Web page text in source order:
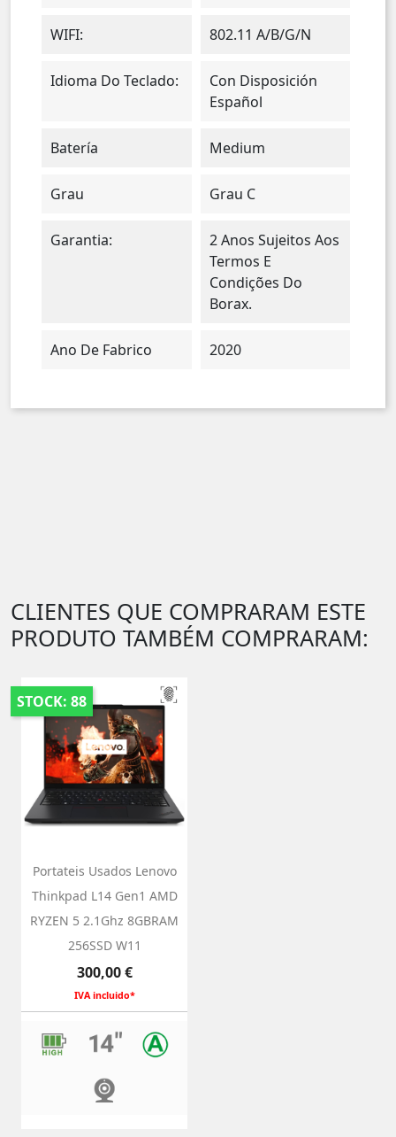
WIFI: 802.11 A/b/g/n
Idioma Do Teclado:
Con Disposición
Español
Batería Medium
Grau Grau C
Garantia:
2 Anos Sujeitos Aos
Termos E
Condições Do
Borax.
Ano De Fabrico 2020
CLIENTES QUE COMPRARAM ESTE
PRODUTO TAMBÉM COMPRARAM:
STOCK: 88
Portateis Usados Lenovo
Thinkpad L14 Gen1 AMD
RYZEN 5 2.1Ghz 8GBRAM
256SSD W11
Preço
300,00 €
IVA incluido*